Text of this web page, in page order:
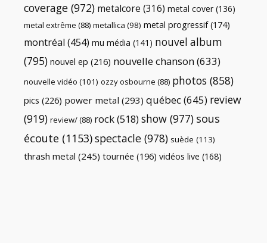
coverage (972) metalcore (316) metal cover (136)
metal extrême (88) metallica (98) metal progressif(174)
montréal (454) mu média (141) nouvel album
(795) nouvel ep (216) nouvelle chanson(633)
nouvelle vidéo (101) ozzy osbourne (88) photos (858)
pics (226) power metal (293) québec(645) review
(919) review/(88) rock(518) show (977) sous
écoute (1153)spectacle (978) suède (113)
thrash metal (245) tournée (196) vidéos live (168)